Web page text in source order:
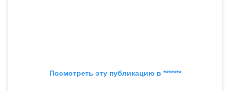
Посмотреть эту публикацию в *******